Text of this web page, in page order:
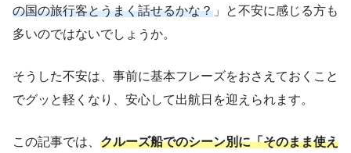
の国の旅行客とうまく話せるかな？ 」と不安に感じる方も
多いのではないでしょうか。
そうした不安は、事前に基本フレーズをおさえておくこと
でグッと軽くなり、安心して出航日を迎えられます。
この記事では、 クルーズ船でのシーン別に「そのまま使え